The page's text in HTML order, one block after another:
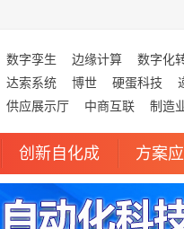
数字孪生 边缘计算 数字化
达索系统 博世 硬蛋科技
供应展示厅 中商互联 制造
创新自化成 方案